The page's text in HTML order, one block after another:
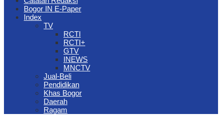
Bogor IN E-Paper
Index
TV
RCTI
RCTI+
GTV
INEWS
MNCTV
Jual-Beli
Pendidikan
Khas Bogor
Daerah
Ragam